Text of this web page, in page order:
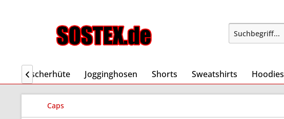
Fischerhüte Jogginghosen Shorts Sweatshirts Hoodies

Caps